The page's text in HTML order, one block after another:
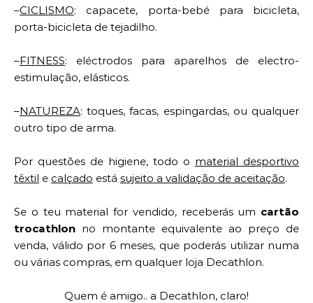
–CICLISMO: capacete, porta-bebé para bicicleta,
porta-bicicleta de tejadilho.
–FITNESS: eléctrodos para aparelhos de electro-
estimulação, elásticos.
–NATUREZA: toques, facas, espingardas, ou qualquer
outro tipo de arma.
Por questões de higiene, todo o material desportivo
têxtil e calçado está sujeito a validação de aceitação.
Se o teu material for vendido, receberás um cartão
trocathlon no montante equivalente ao preço de
venda, válido por 6 meses, que poderás utilizar numa
ou várias compras, em qualquer loja Decathlon.
Quem é amigo.. a Decathlon, claro!